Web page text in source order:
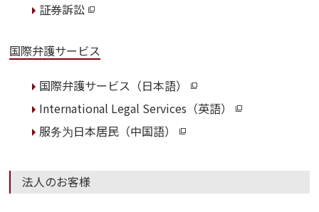
証券訴訟
国際弁護サービス
国際弁護サービス（日本語）
International Legal Services（英語）
服务为日本居民（中国語）
法人のお客様